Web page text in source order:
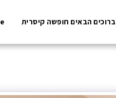
ברוכים הבאים חופשה קיסרית